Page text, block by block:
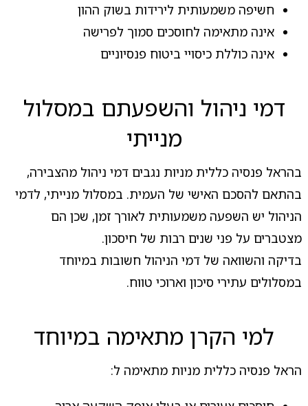
חשיפה משמעותית לירידות בשוק ההון
אינה מתאימה לחוסכים סמוך לפרישה
אינה כוללת כיסויי ביטוח פנסיוניים
דמי ניהול והשפעתם במסלול
מנייתי
בהראל פנסיה כללית מניות נגבים דמי ניהול מהצבירה,
בהתאם להסכם האישי של העמית. במסלול מנייתי, לדמי
הניהול יש השפעה משמעותית לאורך זמן, שכן הם
מצטברים על פני שנים רבות של חיסכון.
בדיקה והשוואה של דמי הניהול חשובות במיוחד
במסלולים עתירי סיכון וארוכי טווח.
למי הקרן מתאימה במיוחד
הראל פנסיה כללית מניות מתאימה ל: